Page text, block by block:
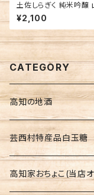
土佐しらぎく 純米吟醸
生酒 薄氷(うすらい) 高
酒造場 日本酒 春酒
¥2,100
CATEGORY
高知の地酒
高知の地酒飲みくらべ
仙頭 しらぎく
芸西村特産品白玉糖
高知家おちょこ(当店